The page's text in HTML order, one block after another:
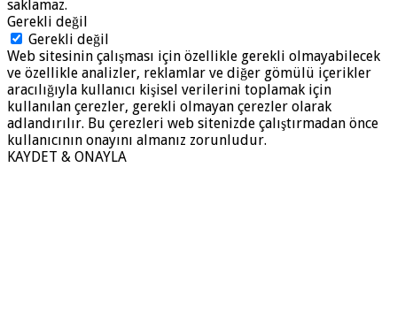
saklamaz.
Gerekli değil
Gerekli değil
Web sitesinin çalışması için özellikle gerekli olmayabilecek
ve özellikle analizler, reklamlar ve diğer gömülü içerikler
aracılığıyla kullanıcı kişisel verilerini toplamak için
kullanılan çerezler, gerekli olmayan çerezler olarak
adlandırılır. Bu çerezleri web sitenizde çalıştırmadan önce
kullanıcının onayını almanız zorunludur.
KAYDET & ONAYLA